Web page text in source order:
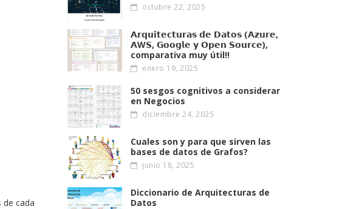
de cada
octubre 22, 2025
𝗔𝗿𝗾𝘂𝗶𝘁𝗲𝗰𝘁𝘂𝗿𝗮𝘀 𝗱𝗲 𝗗𝗮𝘁𝗼𝘀 (𝗔𝘇𝘂𝗿𝗲,
𝗔W𝗦, 𝗚𝗼𝗼𝗴𝗹𝗲 𝘆 𝗢𝗽𝗲𝗻 𝗦𝗼𝘂𝗿𝗰𝗲),
comparativa muy útil!!
enero 19, 2025
50 sesgos cognitivos a considerar
en Negocios
diciembre 24, 2025
Cuales son y para que sirven las
bases de datos de Grafos?
junio 18, 2025
Diccionario de Arquitecturas de
Datos